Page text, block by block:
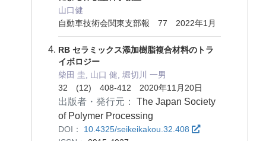
山口健
自動車技術会関東支部報 77 2022年1月
RB セラミックス添加樹脂複合材料のトラ
イボロジー
柴田 圭, 山口 健, 堀切川 一男
32 (12) 408-412 2020年11月20日
出版者・発行元：
The Japan Society
of Polymer Processing
DOI：
10.4325/seikeikakou.32.408